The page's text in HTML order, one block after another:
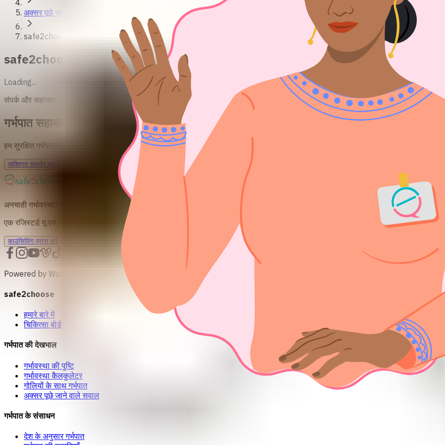
अक्सर पूछे जाने वाले सवाल
safe2choose
safe2choose के बारे में - FAQ
Loading...
संपर्क और सहायता
गर्भपात सहायता और परामर्श प्राप्त करें
हम सुरक्षित गर्भपात पर साक्ष्य-आधारित जानकारी प्रदान करते हैं। हमारी निःशुल्क परामर्श सेवा सुरक्षित, गोपनीय, सुविधाजनक और निर्णय-मुक्त है। हम आपके
व्यक्तिगत समर्थन प्राप्त करें
अनचाही गर्भावस्था? हम आपकी मदद कर सकते हैं।
एक रजिस्टर्ड यू.एस.-आधारित 501c(3) नॉन-प्रॉफिट संगठन से संबंधित है। safe2choose केवल सूचनात्‍मक प्रयोजनों के लिए विचार प्रदान करता है और
काउंसिलिंग प्राप्त करें info@safe2choose.org
Powered by Women First Digital
safe2choose
हमारे बारे में
चिकित्सा बोर्ड
गर्भपात की देखभाल
गर्भावस्था की पुष्टि
गर्भावस्था कैलकुलेटर
गोलियों के साथ गर्भपात
अक्सर पूछे जाने वाले सवाल
गर्भपात के संसाधन
देश के अनुसार गर्भपात